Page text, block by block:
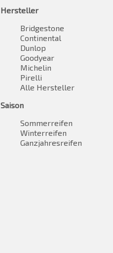
Hersteller
Bridgestone
Continental
Dunlop
Goodyear
Michelin
Pirelli
Alle Hersteller
Saison
Sommerreifen
Winterreifen
Ganzjahresreifen